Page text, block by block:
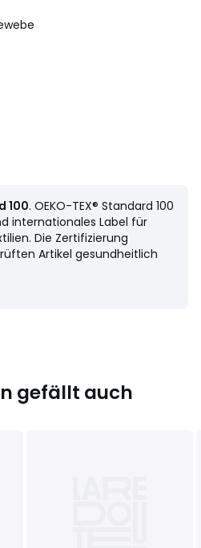
im Schonwaschgang
- 36 EU, 40 FR - 38 EU, 42 FR -
100. OEKO-TEX® Standard 100
internationales Label für
Die Zertifizierung
Artikel gesundheitlich
gefällt auch